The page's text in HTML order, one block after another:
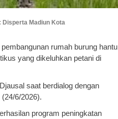
Disperta Madiun Kota
rumah burung hantu
yang dikeluhkan petani di
saat berdialog dengan
6/2026).
program peningkatan